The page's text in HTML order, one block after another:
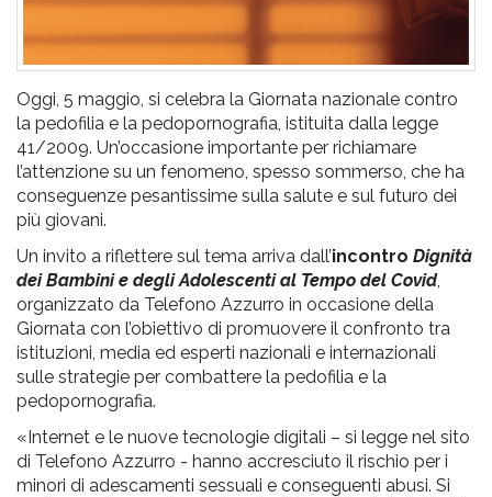
Oggi, 5 maggio, si celebra la Giornata nazionale contro
la pedofilia e la pedopornografia, istituita dalla legge
41/2009. Un’occasione importante per richiamare
l’attenzione su un fenomeno, spesso sommerso, che ha
conseguenze pesantissime sulla salute e sul futuro dei
più giovani.
Un invito a riflettere sul tema arriva dall’incontro Dignità
dei Bambini e degli Adolescenti al Tempo del Covid,
organizzato da Telefono Azzurro in occasione della
Giornata con l’obiettivo di promuovere il confronto tra
istituzioni, media ed esperti nazionali e internazionali
sulle strategie per combattere la pedofilia e la
pedopornografia.
«Internet e le nuove tecnologie digitali – si legge nel sito
di Telefono Azzurro - hanno accresciuto il rischio per i
minori di adescamenti sessuali e conseguenti abusi. Si